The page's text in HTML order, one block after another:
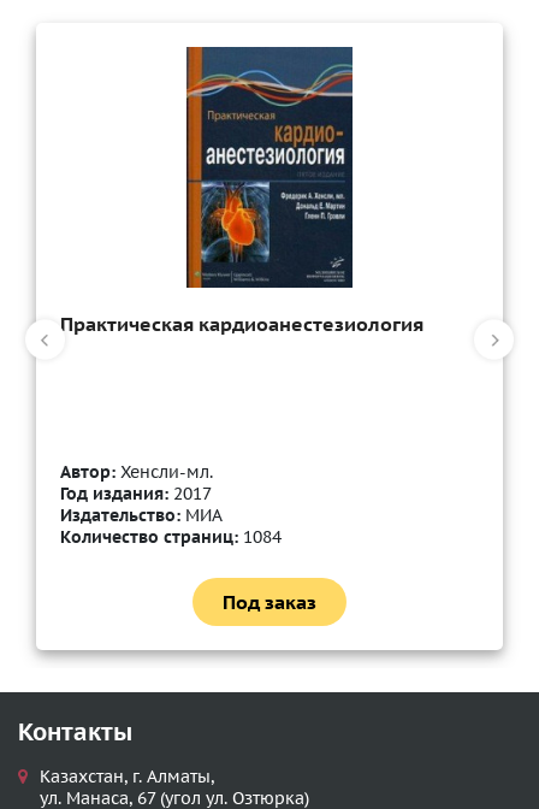
Практическая кардиоанестезиология
Автор: Хенсли-мл.
Год издания: 2017
Издательство: МИА
Количество страниц: 1084
Под заказ
Контакты
Казахстан, г. Алматы,
ул. Манаса, 67 (угол ул. Озтюрка)